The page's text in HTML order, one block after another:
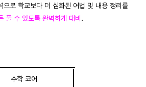
으로 학교보다 더 심화된 어법 및 내용 정리를
풀 수 있도록 완벽하게 대비 .
수학 코어